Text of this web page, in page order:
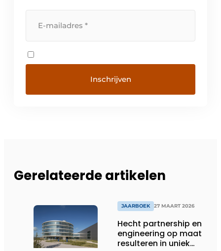
Gerelateerde artikelen
JAARBOEK 27 MAART 2026
Hecht partnership en
engineering op maat
resulteren in uniek